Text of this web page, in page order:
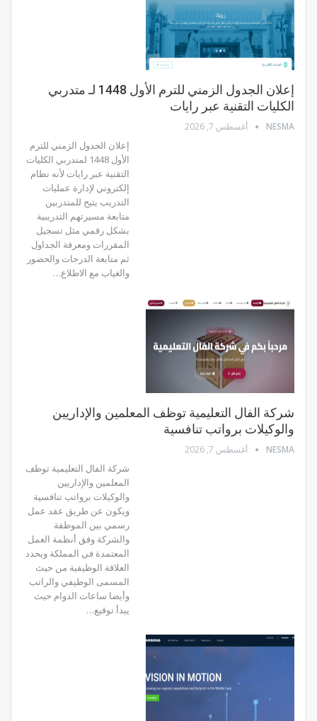
إعلان الجدول الزمني للترم الأول 1448 لـ متدربي
الكليات التقنية عبر رايات
NESMA أغسطس 7, 2026
إعلان الجدول الزمني للترم
الأول 1448 لمتدربي الكليات
التقنية عبر رايات لأنه نظام
إلكتروني لإدارة عمليات
التدريب يتيح للمتدربين
متابعة مسيرتهم التدريبية
بشكل رقمي مثل تسجيل
المقررات ومعرفة الجداول
ثم متابعة الدرجات والحضور
والغياب مع الاطلاع…
شركة الفال التعليمية توظف المعلمين والإداريين
والوكيلات برواتب تنافسية
NESMA أغسطس 7, 2026
شركة الفال التعليمية توظف
المعلمين والإداريين
والوكيلات برواتب تنافسية
ويكون عن طريق عقد عمل
رسمي بين الموظفة
والشركة وفق أنظمة العمل
المعتمدة في المملكة ويحدد
العلاقة الوظيفية من حيث
المسمى الوظيفي والراتب
وأيضا ساعات الدوام حيث
يبدأ توقيع…